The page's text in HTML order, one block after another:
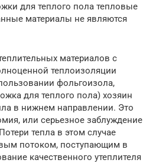
для теплого пола тепловые
материалы не являются
материалов с
теплоизоляции
фольгоизола,
для теплого пола) хозяин
в нижнем направлении. Это
или серьезное заблуждение
тепла в этом случае
потоком, поступающим в
качественного утеплителя